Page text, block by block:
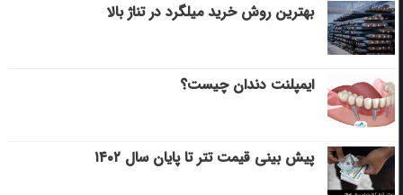
بهترین روش خرید میلگرد در تناژ بالا
ایمپلنت دندان چیست؟
پیش بینی قیمت تتر تا پایان سال ۱۴۰۲